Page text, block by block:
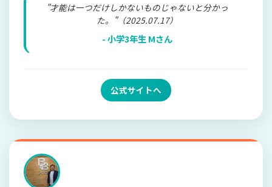
"才能は一つだけしかないものじゃないと分かっ
た。"（2025.07.17）
- 小学3年生 Mさん
公式サイトへ